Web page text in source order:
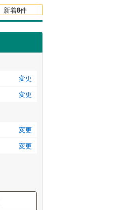
新着8件
変更
変更
変更
変更